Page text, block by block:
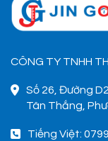
CÔNG TY TNHH
Số 26, Đường
Tân Thắng,
Tiếng Việt: